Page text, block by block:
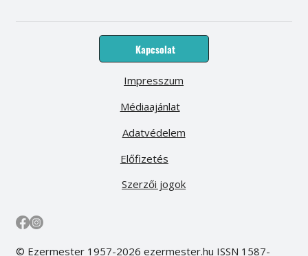
Kapcsolat
Médiaajánlat
Előfizetés
Impresszum
Adatvédelem
Szerzői jogok
© Ezermester 1957-2026 ezermester.hu ISSN 1587-